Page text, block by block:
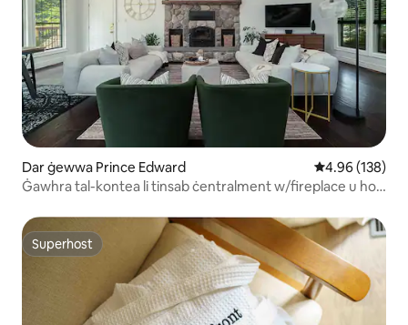
Dar ġewwa Prince Edward Rating medju
4.96 (138)
Ġawhra tal-kontea li tinsab ċentralment w/fireplace u hot
Superhost
Superhost